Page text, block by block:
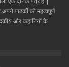
पाठकों को महत्वपूर्ण
और कहानियों के